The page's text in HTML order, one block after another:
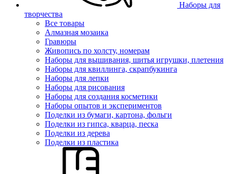
Наборы для
творчества
Все товары
Алмазная мозаика
Гравюры
Живопись по холсту, номерам
Наборы для вышивания, шитья игрушки, плетения
Наборы для квиллинга, скрапбукинга
Наборы для лепки
Наборы для рисования
Наборы для создания косметики
Наборы опытов и экспериментов
Поделки из бумаги, картона, фольги
Поделки из гипса, кварца, песка
Поделки из дерева
Поделки из пластика